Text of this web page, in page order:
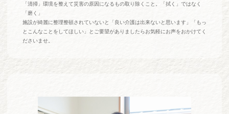
「清掃」環境を整えて災害の原因になるもの取り除くこと。「拭く」ではなく
「磨く」
施設が綺麗に整理整頓されていないと「良い介護は出来ないと思います」「もっ
とこんなことをしてほしい」とご要望がありましたらお気軽にお声をおかけてく
ださいませ。